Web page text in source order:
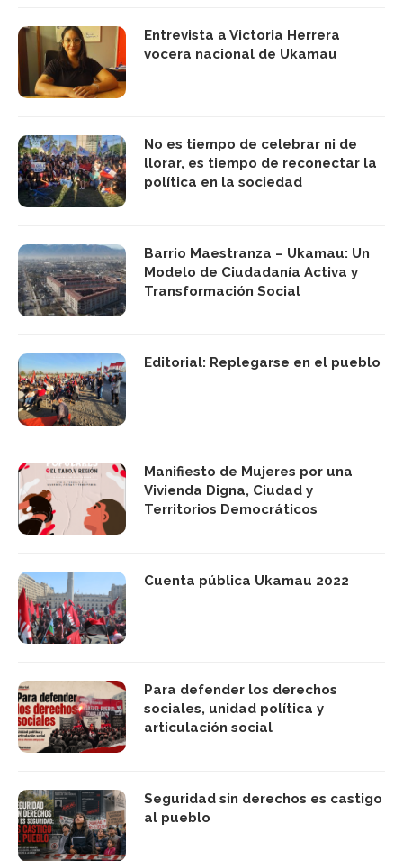
Entrevista a Victoria Herrera
vocera nacional de Ukamau
No es tiempo de celebrar ni de
llorar, es tiempo de reconectar la
política en la sociedad
Barrio Maestranza – Ukamau: Un
Modelo de Ciudadanía Activa y
Transformación Social
Editorial: Replegarse en el pueblo
Manifiesto de Mujeres por una
Vivienda Digna, Ciudad y
Territorios Democráticos
Cuenta pública Ukamau 2022
Para defender los derechos
sociales, unidad política y
articulación social
Seguridad sin derechos es castigo
al pueblo